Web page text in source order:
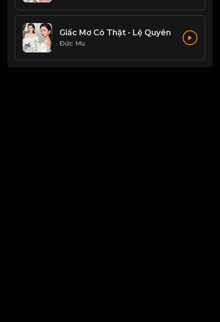
Giấc Mơ Có Thật - Lệ Quyên
Đức Mu